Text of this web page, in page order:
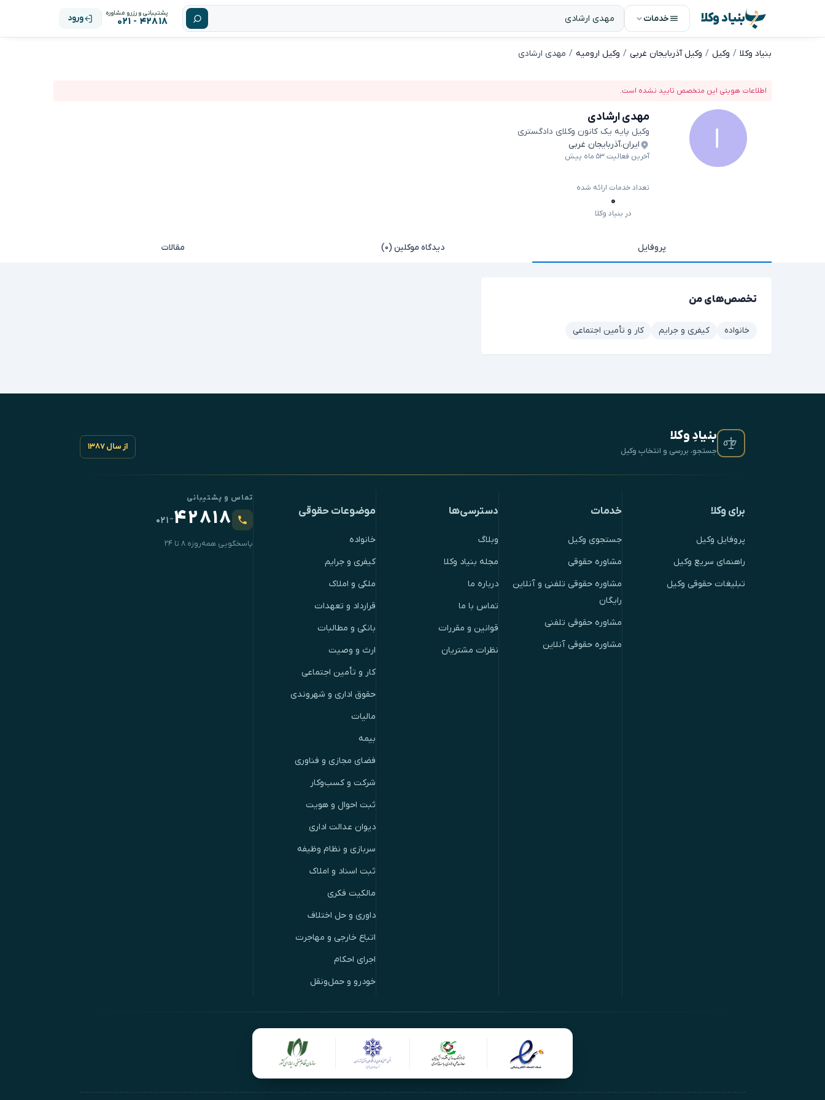
بنیاد وکلا خدمات پشتیبانی و رزرو مشاوره
۴۲۸۱۸ - ۰۲۱ ورود
بنیاد وکلا وکیل وکیل آذربایجان غربی وکیل ارومیه مهدی ارشادی
اطلاعات هویتی این متخصص تایید نشده است.
مهدی ارشادی
وکیل پایه یک کانون وکلای دادگستری
ایران،آذربایجان غربی
آخرین فعالیت ۵۳ ماه پیش
تعداد خدمات ارائه شده
۰
در بنیاد وکلا
پروفایل دیدگاه موکلین (۰) مقالات
تخصص‌های من
خانواده کیفری و جرایم کار و تأمین اجتماعی
بنیادِ وکلا
جستجو، بررسی و انتخابِ وکیل از سال ۱۳۸۷
برای وکلا
پروفایل وکیل
راهنمای سریع وکیل
تبلیغات حقوقی وکیل
خدمات
جستجوی وکیل
مشاوره حقوقی
مشاوره حقوقی تلفنی و آنلاین
رایگان
مشاوره حقوقی تلفنی
مشاوره حقوقی آنلاین
دسترسی‌ها
وبلاگ
مجله بنیاد وکلا
درباره ما
تماس با ما
قوانین و مقررات
نظرات مشتریان
موضوعات حقوقی
خانواده
کیفری و جرایم
ملکی و املاک
قرارداد و تعهدات
بانکی و مطالبات
ارث و وصیت
کار و تأمین اجتماعی
حقوق اداری و شهروندی
مالیات
بیمه
فضای مجازی و فناوری
شرکت و کسب‌وکار
ثبت احوال و هویت
دیوان عدالت اداری
سربازی و نظام وظیفه
ثبت اسناد و املاک
مالکیت فکری
داوری و حل اختلاف
اتباع خارجی و مهاجرت
اجرای احکام
خودرو و حمل‌ونقل
تماس و پشتیبانی
۴۲۸۱۸-۰۲۱
پاسخگویی همه‌روزه ۸ تا ۲۴